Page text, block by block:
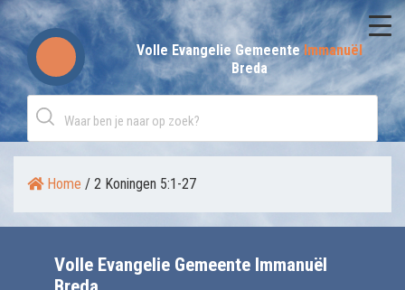
Skip
to
content
Volle Evangelie GemeenteImmanuël
Breda
Home / 2 Koningen 5:1-27
Volle Evangelie Gemeente Immanuël